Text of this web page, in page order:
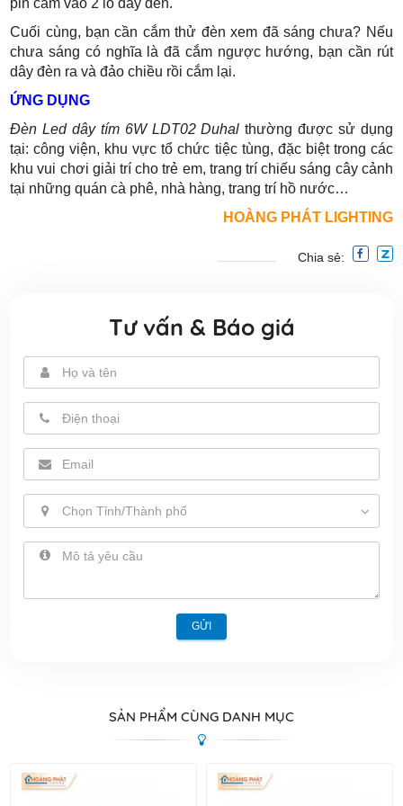
pin cắm vào 2 lỗ dây đèn.
Cuối cùng, bạn cần cắm thử đèn xem đã sáng chưa? Nếu
chưa sáng có nghĩa là đã cắm ngược hướng, bạn cần rút
dây đèn ra và đảo chiều rồi cắm lại.
ỨNG DỤNG
Đèn Led dây tím 6W LDT02 Duhalthường được sử dụng
tại: công viện, khu vực tổ chức tiệc tùng, đặc biệt trong các
khu vui chơi giải trí cho trẻ em, trang trí chiếu sáng cây cảnh
tại những quán cà phê, nhà hàng, trang trí hồ nước…
HOÀNG PHÁT LIGHTING
Chia sẻ:
Tư vấn & Báo giá
Chọn Tỉnh/Thành phố
GỬI
SẢN PHẨM CÙNG DANH MỤC